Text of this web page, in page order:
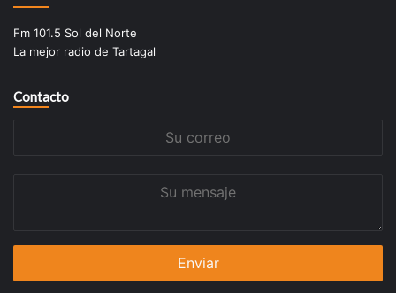
Fm 101.5 Sol del Norte
La mejor radio de Tartagal
Contacto